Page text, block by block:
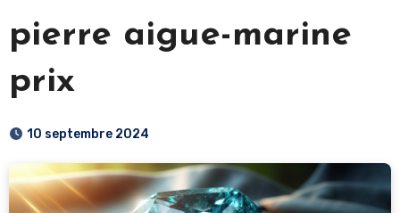
pierre aigue-marine
prix
10 septembre 2024